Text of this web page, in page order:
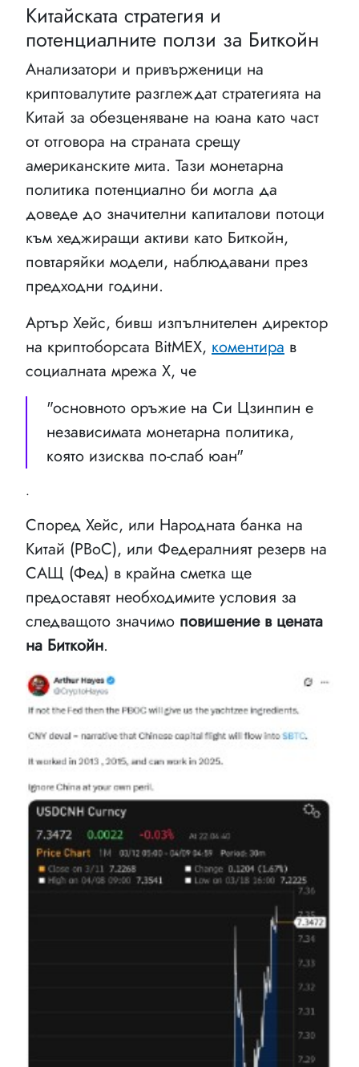
Китайската стратегия и
потенциалните ползи за Биткойн
Анализатори и привърженици на
криптовалутите разглеждат стратегията на
Китай за обезценяване на юана като част
от отговора на страната срещу
американските мита. Тази монетарна
политика потенциално би могла да
доведе до значителни капиталови потоци
към хеджиращи активи като Биткойн,
повтаряйки модели, наблюдавани през
предходни години.
Артър Хейс, бивш изпълнителен директор
на криптоборсата BitMEX, коментира в
социалната мрежа X, че
"основното оръжие на Си Цзинпин е
независимата монетарна политика,
която изисква по-слаб юан"
.
Според Хейс, или Народната банка на
Китай (PBoC), или Федералният резерв на
САЩ (Фед) в крайна сметка ще
предоставят необходимите условия за
следващото значимо повишение в цената
на Биткойн.